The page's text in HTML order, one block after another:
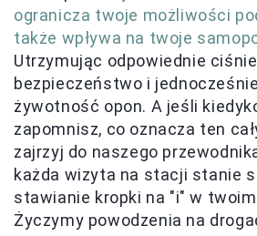
ogranicza twoje możliwości
także wpływa na twoje
Utrzymując odpowiednie
bezpieczeństwo i
żywotność opon. A jeśli
zapomnisz, co oznacza ten
zajrzyj do naszego
każda wizyta na stacji stanie
stawianie kropki na "i" w
Życzymy powodzenia na